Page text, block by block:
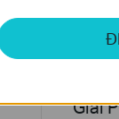
Giải
Giải
Giải
ĐI